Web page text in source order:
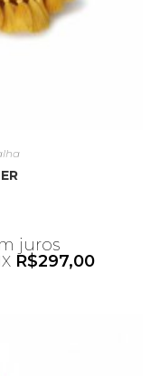
juros
R$297,00